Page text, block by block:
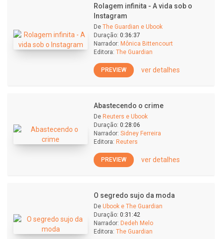
Rolagem infinita - A vida sob o
Instagram
De The Guardian e Ubook
Duração: 0:36:37
Narrador: Mônica Bittencourt
Editora: The Guardian
PREVIEW ver detalhes
Abastecendo o crime
De Reuters e Ubook
Duração: 0:28:06
Narrador: Sidney Ferreira
Editora: Reuters
PREVIEW ver detalhes
O segredo sujo da moda
De Ubook e The Guardian
Duração: 0:31:42
Narrador: Dedeh Melo
Editora: The Guardian